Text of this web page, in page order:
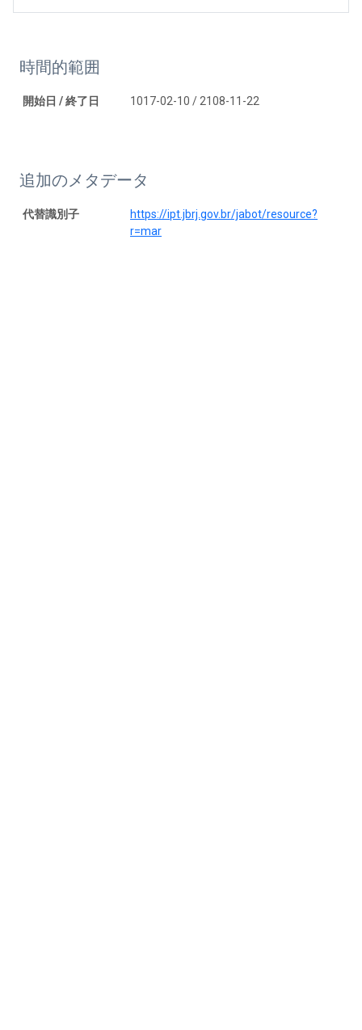
時間的範囲
開始日 / 終了日 1017-02-10 / 2108-11-22
追加のメタデータ
代替識別子
https://ipt.jbrj.gov.br/jabot/resource?
r=mar